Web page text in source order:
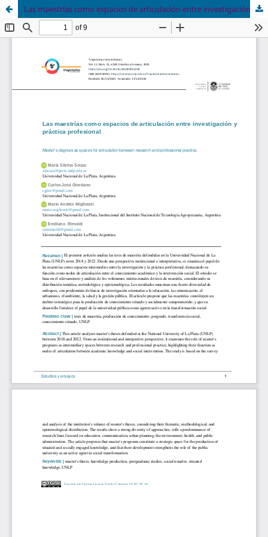
Las maestrías como espacios de articulación entre investigación y práctica profesional